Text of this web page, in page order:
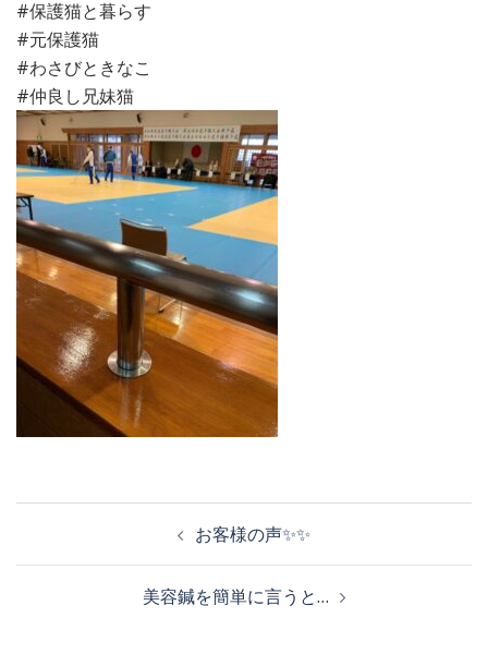
#保護猫と暮らす
#元保護猫
#わさびときなこ
#仲良し兄妹猫
お客様の声✨✨
美容鍼を簡単に言うと…